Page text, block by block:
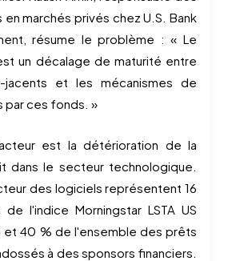
marchés privés chez U.S. Bank
résume le problème : « Le
un décalage de maturité entre
et les mécanismes de
par ces fonds. »
est la détérioration de la
dans le secteur technologique.
des logiciels représentent 16
l'indice Morningstar LSTA US
et 40 % de l'ensemble des prêts
à des sponsors financiers.